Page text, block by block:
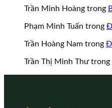
Trần Minh Hoàng trong
Phạm Minh Tuấn trong
Trần Hoàng Nam trong
Trần Thị Minh Thưtrong